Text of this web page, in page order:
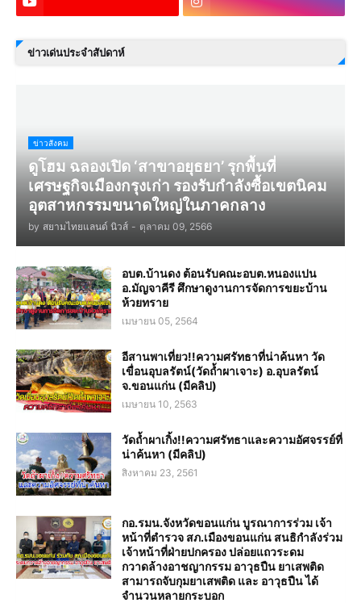
ข่าวเด่นประจำสัปดาห์
ข่าวสังคม
ดูโฮม ฉลองเปิด ‘สาขาอยุธยา’ รุกพื้นที่
เศรษฐกิจเมืองกรุงเก่า รองรับกำลังซื้อเขตนิคม
อุตสาหกรรมขนาดใหญ่ในภาคกลาง
by สยามไทยแลนด์ นิวส์ - ตุลาคม 09, 2566
อบต.บ้านดง ต้อนรับคณะอบต.หนองแปน
อ.มัญจาคีรี ศึกษาดูงานการจัดการขยะบ้าน
ห้วยทราย
เมษายน 05, 2564
อีสานพาเที่ยว!!ความศรัทธาที่น่าค้นหา วัด
เขื่อนอุบลรัตน์(วัดถ้ำผาเจาะ) อ.อุบลรัตน์
จ.ขอนแก่น (มีคลิป)
เมษายน 10, 2563
วัดถ้ำผาเกิ้ง!!ความศรัทธาและความอัศจรรย์ที่
น่าค้นหา (มีคลิป)
สิงหาคม 23, 2561
กอ.รมน.จังหวัดขอนแก่น บูรณาการร่วม เจ้า
หน้าที่ตำรวจ สภ.เมืองขอนแก่น สนธิกำลังร่วม
เจ้าหน้าที่ฝ่ายปกครอง ปล่อยแถวระดม
กวาดล้างอาชญากรรม อาวุธปืน ยาเสพติด
สามารถจับกุมยาเสพติด และ อาวุธปืน ได้
จำนวนหลายกระบอก